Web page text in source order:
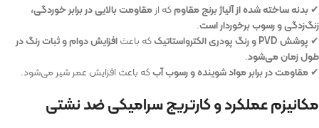
✔بدنه ساخته شده از آلیاژ برنج مقاومکه ازمقاومت بالایی در برابر خوردگی،
زنگ‌زدگی و رسوب برخوردار است.
✔ پوشش PVD و رنگ پودری الکترواستاتیک که باعثافزایش دوام و ثبات رنگ در
طول زمان می‌شود.
✔مقاومت در برابر مواد شوینده و رسوب آبکه باعث افزایش عمر شیر می‌شود.
مکانیزم عملکرد و کارتریج سرامیکی ضد نشتی